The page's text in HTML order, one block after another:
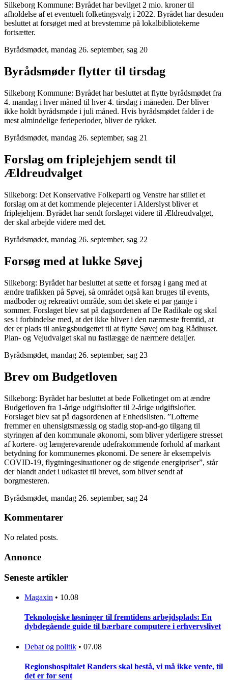
Silkeborg Kommune: Byrådet har bevilget 2 mio. kroner til
afholdelse af et eventuelt folketingsvalg i 2022. Byrådet har desuden
besluttet at forsøget med at brevstemme på lokalbibliotekerne
fortsætter.
Byrådsmødet, mandag 26. september, sag 20
Byrådsmøder flytter til tirsdag
Silkeborg Kommune: Byrådet har besluttet at flytte byrådsmødet fra
4. mandag i hver måned til hver 4. tirsdag i måneden. Der bliver
ikke holdt byrådsmøde i juli måned. Hvis byrådsmødet falder i de
mest almindelige ferieperioder, bliver de rykket.
Byrådsmødet, mandag 26. september, sag 21
Forslag om friplejehjem sendt til
Ældreudvalget
Silkeborg: Det Konservative Folkeparti og Venstre har stillet et
forslag om at det kommende plejecenter i Alderslyst bliver et
friplejehjem. Byrådet har sendt forslaget videre til Ældreudvalget,
der skal arbejde videre med det.
Byrådsmødet, mandag 26. september, sag 22
Forsøg med at lukke Søvej
Silkeborg: Byrådet har besluttet at sætte et forsøg i gang med at
ændre trafikken på Søvej, så området også kan bruges til events,
madboder og rekreativt område, som det skete et par gange i
sommer. Forslaget blev sat på dagsordenen af De Radikale og skal
ses i forbindelse med, at det ikke bliver i den nærmeste fremtid, at
der er plads til anlægsbudgettet til at flytte Søvej om bag Rådhuset.
Plan- og Vejudvalget skal nu fastlægge de nærmere detaljer.
Byrådsmødet, mandag 26. september, sag 23
Brev om Budgetloven
Silkeborg: Byrådet har besluttet at bede Folketinget om at ændre
Budgetloven fra 1-årige udgiftslofter til 2-årige udgiftslofter.
Forslaget blev sat på dagsordenen af Enhedslisten. ”Lofterne
fremmer en uhensigtsmæssig og stadig stop-and-go tilgang til
styringen af den kommunale økonomi, som bliver yderligere stresset
af kortere- og længerevarende udefrakommende forhold af markant
betydning for kommunernes økonomi. De senere år eksempelvis
COVID-19, flygtningesituationer og de stigende energipriser”, står
der blandt andet i udkastet til brevet, som bliver sendt af
borgmesteren.
Byrådsmødet, mandag 26. september, sag 24
Kommentarer
No related posts.
Annonce
Seneste artikler
Magaxin • 10.08
Teknologiske løsninger til fremtidens arbejdsplads: En
dybdegående guide til bærbare computere i erhvervslivet
Debat og politik • 07.08
Regionshospitalet Randers skal bestå, vi må ikke vente, til
det er for sent